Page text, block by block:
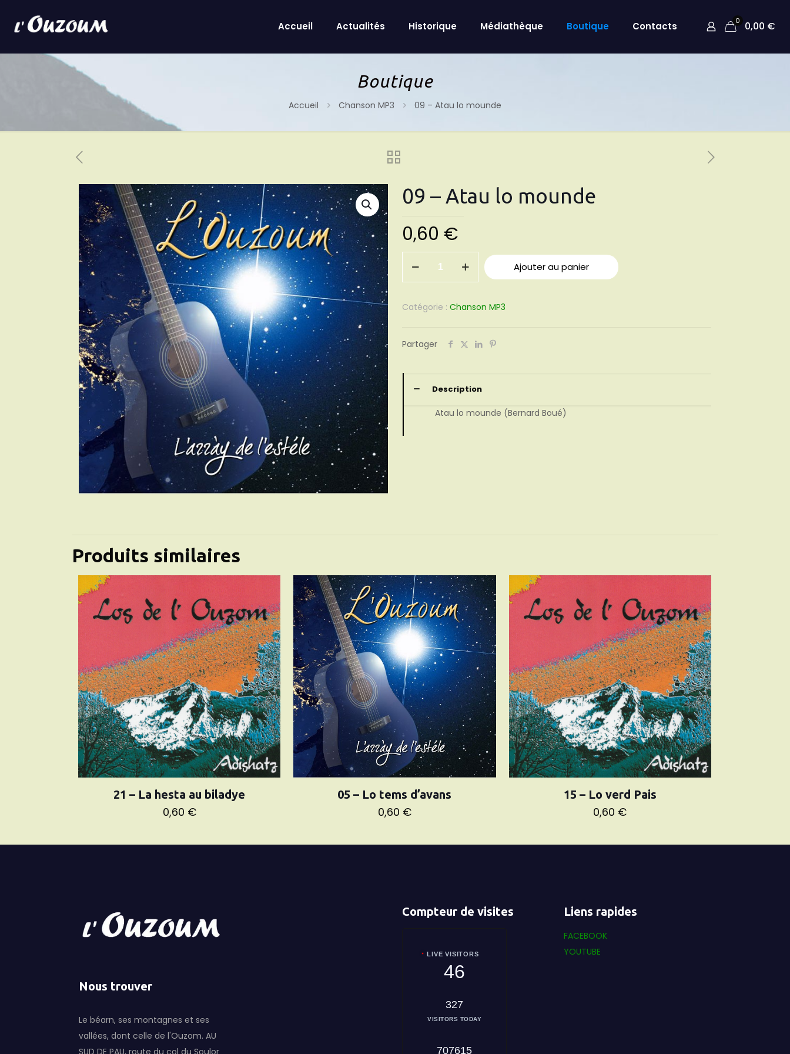
Accueil Actualités Historique Médiathèque Boutique Contacts 0 0,00 €
Boutique
Accueil Chanson MP3 09 – Atau lo mounde
09 – Atau lo mounde
0,60 €
-
lo
Ajouter au panier
Catégorie : Chanson MP3
Partager
Description
Atau lo mounde (Bernard Boué)
Produits similaires
21 – La hesta au biladye
0,60 €
05 – Lo tems d’avans
0,60 €
15 – Lo verd Pais
0,60 €
Nous trouver
Le béarn, ses montagnes et ses
vallées, dont celle de l'Ouzom. AU
Compteur de visites
LIVE VISITORS
46
327
VISITORS TODAY
707615
Liens rapides
FACEBOOK
YOUTUBE